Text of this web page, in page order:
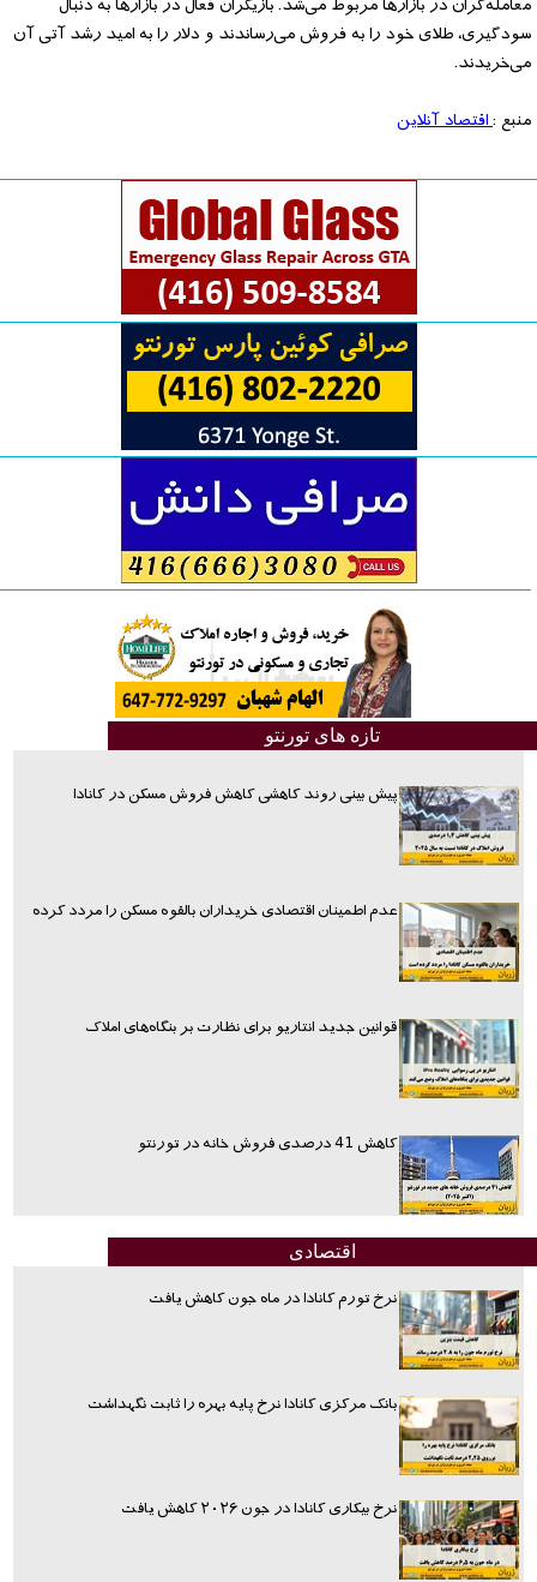
سودگیری، طلای خود را به فروش می‌رساندند و دلار را به امید رشد آتی آن
می‌خریدند.
منبع :اقتصاد آنلاین
تازه های تورنتو
پیش بینی روند کاهشی کاهش فروش مسکن در کانادا
عدم اطمینان اقتصادی خریداران بالقوه مسکن را مردد کرده
قوانین جدید انتاریو برای نظارت بر بنگاه‌های املاک
کاهش 41 درصدی فروش خانه در تورنتو
اقتصادی
نرخ تورم کانادا در ماه جون کاهش یافت
بانک مرکزی کانادا نرخ پایه بهره را ثابت نگهداشت
نرخ بیکاری کانادا در جون ۲۰۲۶ کاهش یافت